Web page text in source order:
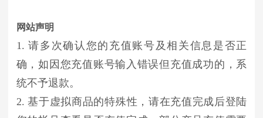
网站声明
1. 请多次确认您的充值账号及相关信息是否正
确，如因您充值账号输入错误但充值成功的，系
统不予退款。
2. 基于虚拟商品的特殊性，请在充值完成后登陆